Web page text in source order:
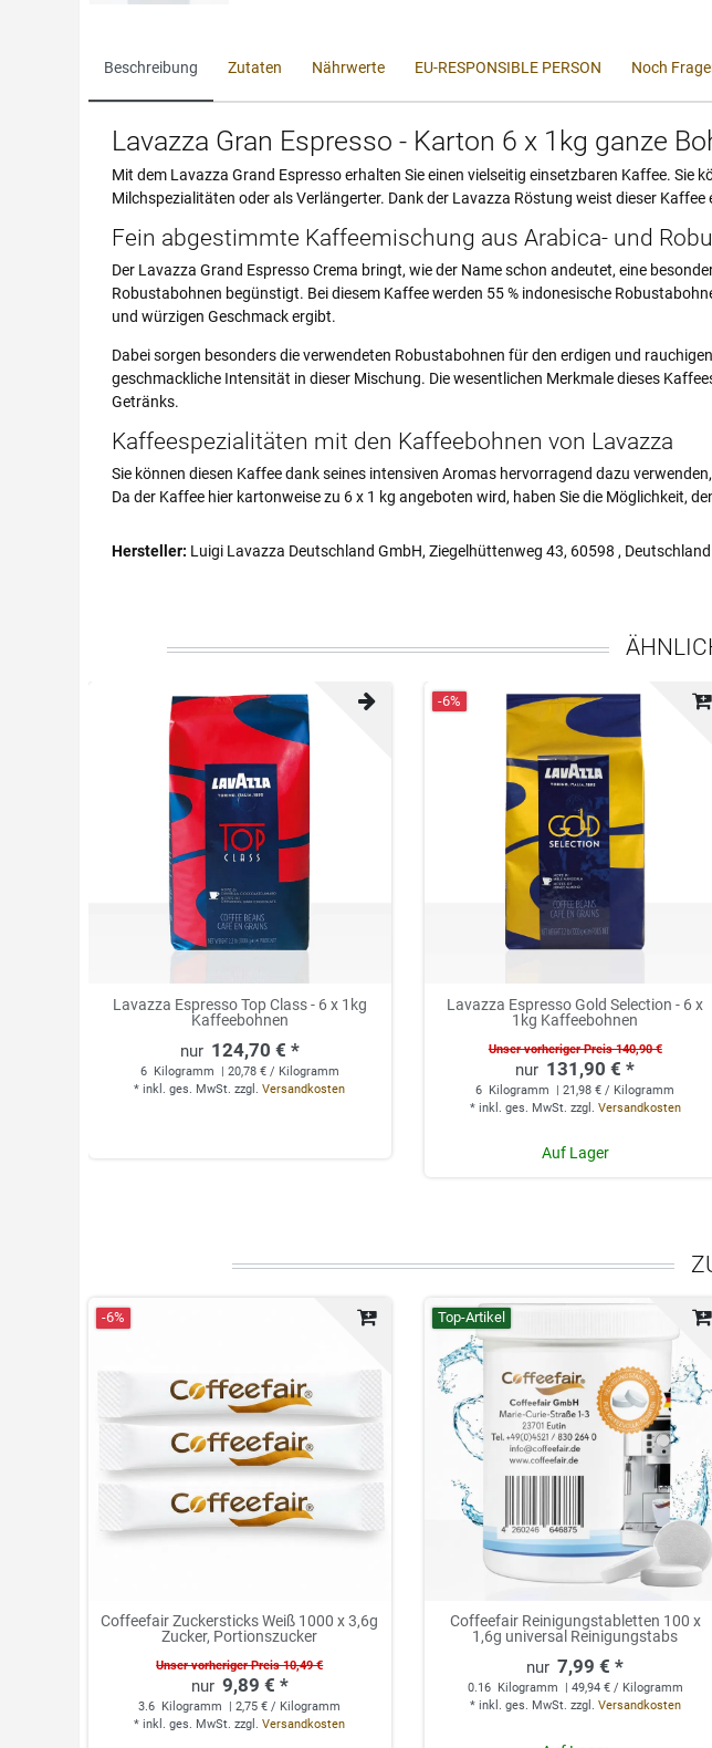
Beschreibung Zutaten Nährwerte EU-RESPONSIBLE PERSON Noch
Lavazza Gran Espresso - Karton 6 x 1kg ganze
Mit dem Lavazza Grand Espresso erhalten Sie einen vielseitig einsetzbaren Kaffee.
Milchspezialitäten oder als Verlängerter. Dank der Lavazza Röstung weist dieser
Fein abgestimmte Kaffeemischung aus Arabica- und
Der Lavazza Grand Espresso Crema bringt, wie der Name schon andeutet, eine
Robustabohnen begünstigt. Bei diesem Kaffee werden 55 % indonesische
und würzigen Geschmack ergibt.
Dabei sorgen besonders die verwendeten Robustabohnen für den erdigen und
geschmackliche Intensität in dieser Mischung. Die wesentlichen Merkmale dieses
Getränks.
Kaffeespezialitäten mit den Kaffeebohnen von Lavazza
Sie können diesen Kaffee dank seines intensiven Aromas hervorragend dazu
Da der Kaffee hier kartonweise zu 6 x 1 kg angeboten wird, haben Sie die Möglichkeit,
Hersteller: Luigi Lavazza Deutschland GmbH, Ziegelhüttenweg 43, 60598 , Deutschland
Lavazza Espresso Top Class - 6 x 1kg
Kaffeebohnen
124,70 € *
6 Kilogramm
| 20,78 € / Kilogramm
*inkl. ges. MwSt. zzgl.Versandkosten
-6%
Lavazza Espresso Gold Selection - 6 x
1kg Kaffeebohnen
Unser vorheriger Preis 140,90 €
131,90 € *
6 Kilogramm
| 21,98 € / Kilogramm
* inkl. ges. MwSt. zzgl. Versandkosten
Auf Lager
-6%
Coffeefair Zuckersticks Weiß 1000 x 3,6g
Zucker, Portionszucker
Unser vorheriger Preis 10,49 €
9,89 € *
3.6 Kilogramm
| 2,75 € / Kilogramm
*inkl. ges. MwSt. zzgl.Versandkosten
Top-Artikel
Coffeefair Reinigungstabletten 100 x
1,6g universal Reinigungstabs
7,99 € *
0.16 Kilogramm
| 49,94 € / Kilogramm
* inkl. ges. MwSt. zzgl. Versandkosten